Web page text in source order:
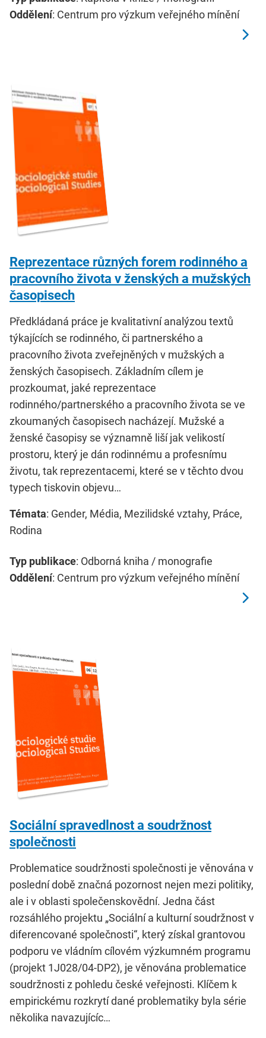
Oddělení: Centrum pro výzkum veřejného mínění
Reprezentace různých forem rodinného a
pracovního života v ženských a mužských
časopisech
Předkládaná práce je kvalitativní analýzou textů
týkajících se rodinného, či partnerského a
pracovního života zveřejněných v mužských a
ženských časopisech. Základním cílem je
prozkoumat, jaké reprezentace
rodinného/partnerského a pracovního života se ve
zkoumaných časopisech nacházejí. Mužské a
ženské časopisy se významně liší jak velikostí
prostoru, který je dán rodinnému a profesnímu
životu, tak reprezentacemi, které se v těchto dvou
typech tiskovin objevu…
Témata: Gender, Média, Mezilidské vztahy, Práce,
Rodina
Typ publikace: Odborná kniha / monografie
Oddělení: Centrum pro výzkum veřejného mínění
Sociální spravedlnost a soudržnost
společnosti
Problematice soudržnosti společnosti je věnována v
poslední době značná pozornost nejen mezi politiky,
ale i v oblasti společenskovědní. Jedna část
rozsáhlého projektu „Sociální a kulturní soudržnost v
diferencované společnosti“, který získal grantovou
podporu ve vládním cílovém výzkumném programu
(projekt 1J028/04-DP2), je věnována problematice
soudržnosti z pohledu české veřejnosti. Klíčem k
empirickému rozkrytí dané problematiky byla série
několika navazujícíc…